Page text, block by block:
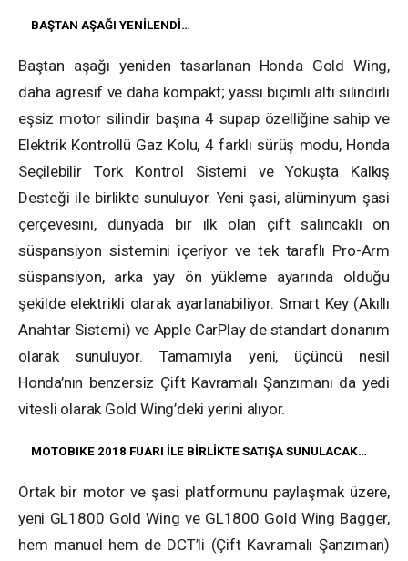
BAŞTAN AŞAĞI YENİLENDİ…
Baştan aşağı yeniden tasarlanan Honda Gold Wing,
daha agresif ve daha kompakt; yassı biçimli altı silindirli
eşsiz motor silindir başına 4 supap özelliğine sahip ve
Elektrik Kontrollü Gaz Kolu, 4 farklı sürüş modu, Honda
Seçilebilir Tork Kontrol Sistemi ve Yokuşta Kalkış
Desteği ile birlikte sunuluyor. Yeni şasi, alüminyum şasi
çerçevesini, dünyada bir ilk olan çift salıncaklı ön
süspansiyon sistemini içeriyor ve tek taraflı Pro-Arm
süspansiyon, arka yay ön yükleme ayarında olduğu
şekilde elektrikli olarak ayarlanabiliyor. Smart Key (Akıllı
Anahtar Sistemi) ve Apple CarPlay de standart donanım
olarak sunuluyor. Tamamıyla yeni, üçüncü nesil
Honda’nın benzersiz Çift Kavramalı Şanzımanı da yedi
vitesli olarak Gold Wing’deki yerini alıyor.
MOTOBIKE 2018 FUARI İLE BİRLİKTE SATIŞA SUNULACAK…
Ortak bir motor ve şasi platformunu paylaşmak üzere,
yeni GL1800 Gold Wing ve GL1800 Gold Wing Bagger,
hem manuel hem de DCT’li (Çift Kavramalı Şanzıman)